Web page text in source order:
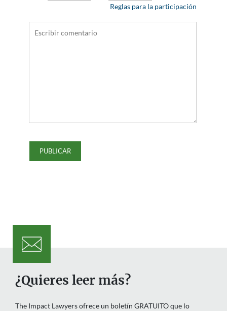
Reglas para la participación
¿Quieres leer más?
The Impact Lawyers ofrece un boletín GRATUITO que lo